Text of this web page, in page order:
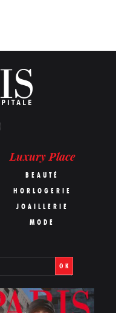
Luxury Place
BEAUTÉ
HORLOGERIE
JOAILLERIE
MODE
OK